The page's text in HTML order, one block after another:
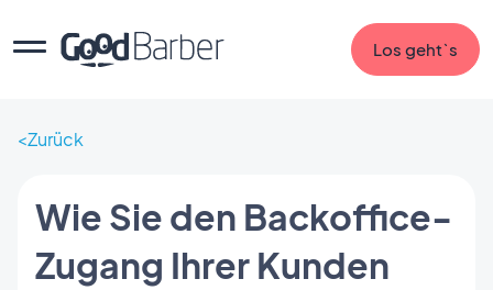
Los geht`s
Zurück
Wie Sie den Backoffice-
Zugang Ihrer Kunden